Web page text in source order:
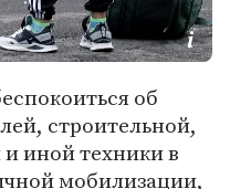
об
строительной,
иной техники в
мобилизации,